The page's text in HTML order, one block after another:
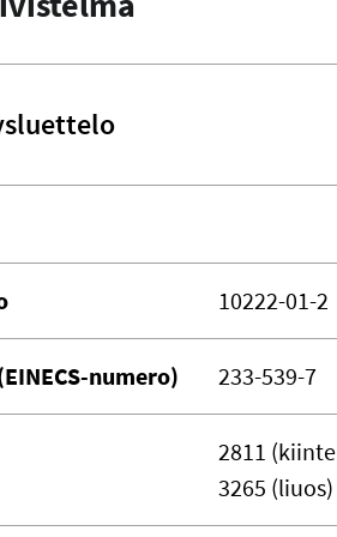
10222-01-2
numero) 233-539-7
2811
3265 (liuos)